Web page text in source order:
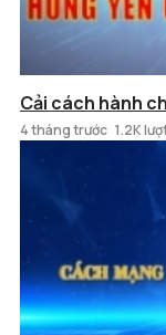
Cải cách hành
4 tháng trước 1.2K